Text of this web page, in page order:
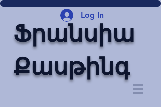
Log In
Ֆրանսիա
Քասթինգ